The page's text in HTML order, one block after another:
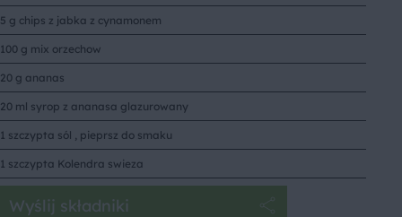
5 g chips z jabka z cynamonem
100 g mix orzechow
20 g ananas
20 ml syrop z ananasa glazurowany
1 szczypta sól , pieprsz do smaku
1 szczypta Kolendra swieza
Wyślij składniki